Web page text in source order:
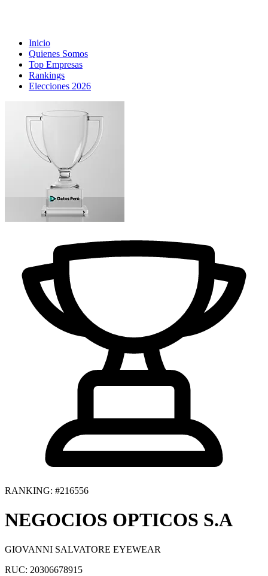
Inicio
Quienes Somos
Top Empresas
Rankings
Elecciones 2026
RANKING: #216556
NEGOCIOS OPTICOS S.A
GIOVANNI SALVATORE EYEWEAR
RUC: 20306678915